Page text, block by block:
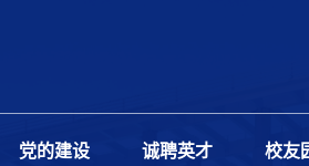
党的建设 诚聘英才 校友